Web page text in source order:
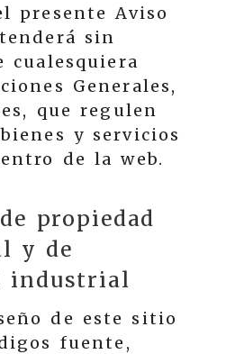
presente Aviso
sin
cualesquiera
Generales,
que regulen
y servicios
de la web.
propiedad
y de
industrial
de este sitio
fuente,